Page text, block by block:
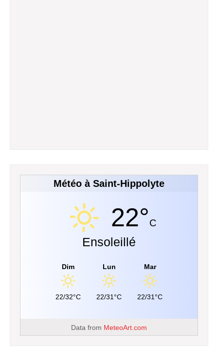
Météo à Saint-Hippolyte
22°C
Ensoleillé
Dim
22/32°C
Lun
22/31°C
Mar
22/31°C
Data from MeteoArt.com